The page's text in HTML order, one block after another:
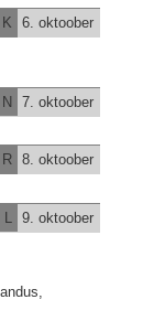
K
6. oktoober
N
7. oktoober
R 8. oktoober
9. oktoober